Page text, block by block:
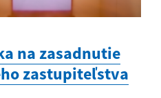
na zasadnutie
zastupiteľstva